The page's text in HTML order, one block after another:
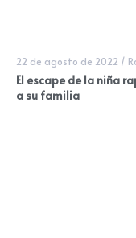
22 de agosto de 2022 /
El escape de la niña
a su familia